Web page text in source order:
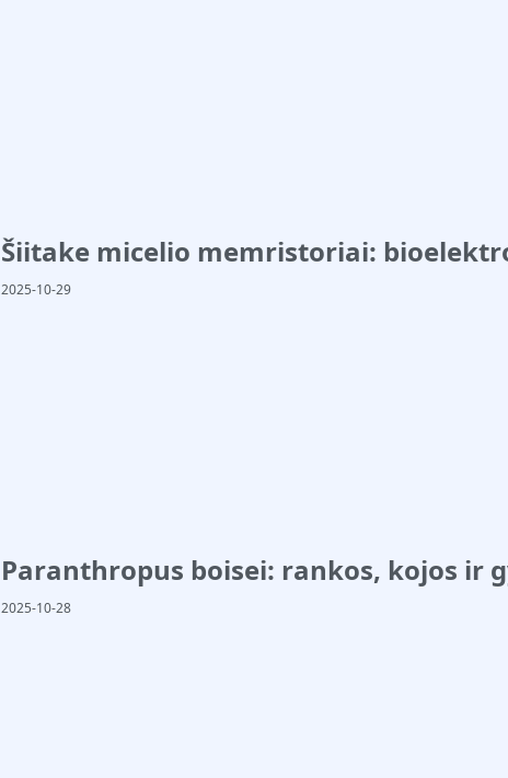
Šiitake micelio memristoriai:
2025-10-29
Paranthropus boisei: rankos, kojos ir
2025-10-28